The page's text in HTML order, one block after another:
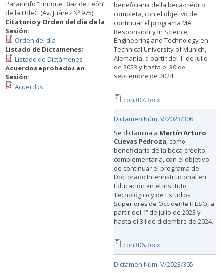
Paraninfo “Enrique Díaz de León”
de la UdeG (Av. Juárez Nº 975)
Citatorio y Orden del día de la
Sesión:
Orden del día
Listado de Dictamenes:
Listado de Dictámenes
Acuerdos aprobados en
Sesión:
Acuerdos
beneficiaria de la beca-crédito
completa, con el objetivo de
continuar el programa MA
Responsibility in Science,
Engineering and Technology en
Technical University of Munich,
Alemania, a partir del 1º de julio
de 2023 y hasta el 30 de
septiembre de 2024.
con307.docx
Dictamen Núm. V/2023/306
Se dictamina a Martín Arturo
Cuevas Pedroza, como
beneficiario de la beca-crédito
complementaria, con el objetivo
de continuar el programa de
Doctorado Interinstitucional en
Educación en el Instituto
Tecnológico y de Estudios
Superiores de Occidente ITESO, a
partir del 1º de julio de 2023 y
hasta el 31 de diciembre de 2024.
con306.docx
Dictamen Núm. V/2023/305